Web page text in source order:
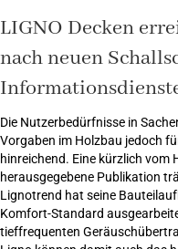
LIGNO Decken
nach neuen
Die Nutzerbedürfnisse in
Vorgaben im Holzbau jedoch
hinreichend. Eine kürzlich
herausgegebene Publikation
Lignotrend hat seine
Komfort-Standard
tieffrequenten